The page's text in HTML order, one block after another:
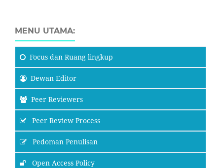
MENU UTAMA:
Focus dan Ruang lingkup
Dewan Editor
Peer Reviewers
Peer Review Process
Pedoman Penulisan
Open Access Policy